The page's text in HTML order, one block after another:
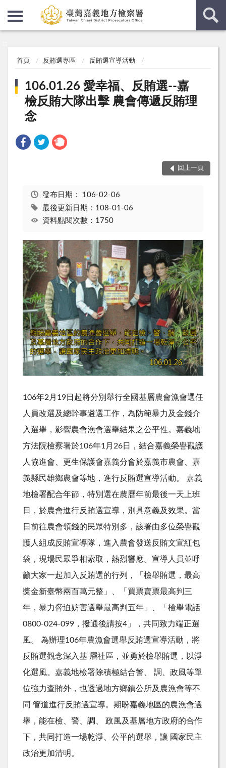
首頁 反賄選專區 反賄選宣導活動
106.01.26 愛幸福、反賄選--嘉
檢反賄大隊出擊 農會傳遞反賄理
念
回上一頁
發布日期： 106-02-06
最後更新日期：108-01-06
資料點閱次數：1750
106年2月19日起將分別舉行全國基層農會漁會選任
人員改選及總幹事遴選工作，為防範暴力及金錢介
入選舉，影響農會漁會選舉結果之公平性。嘉義地
方法院檢察署於106年1月26日，結合嘉義榮譽觀護
人協進會、更生保護會嘉義分會於嘉義市農會、嘉
義縣民雄鄉農會等地，進行反賄選宣導活動。 嘉義
地檢署配合年節，特別選在農曆年前最後一天上班
日，於農會進行反賄選宣導，別具意義及效果。當
日前往農會領錢的民眾特別多，該署由多位榮譽觀
護人組成反賄宣導隊，進入農會發送反賄文宣紅包
袋，現場民眾爭相索取，熱烈響應。宣導人員並呼
籲大家一起加入反賄選的行列，「檢舉賄選，最高
獎金新臺幣兩百萬元整」、「買票賣票最高判三
年，暴力脅迫妨害選舉最高判五年」、「檢舉電話
0800-024-099，撥通後請按4」，共同致力端正選
風。 為辦理106年農漁會選舉反賄選宣導活動，將
反賄選觀念深入基 層社區，並勇於檢舉賄選，以淨
化選風。嘉義地檢署除積極結合警、 調、政風等單
位強力查賄外，也透過地方鄉鎮公所及農漁會等不
同 管道進行反賄選宣導。期盼嘉義地區的農漁會選
舉，能在檢、警、調、 政風及基層地方政府的合作
下，共同打造一場乾淨、公平的選舉，讓 國家民主
政治更加清明。